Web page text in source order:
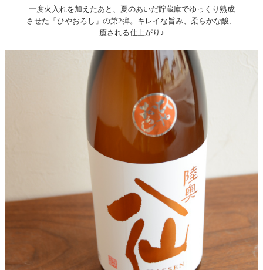
一度火入れを加えたあと、夏のあいだ貯蔵庫でゆっくり熟成
させた「ひやおろし」の第2弾。キレイな旨み、柔らかな酸、
癒される仕上がり♪